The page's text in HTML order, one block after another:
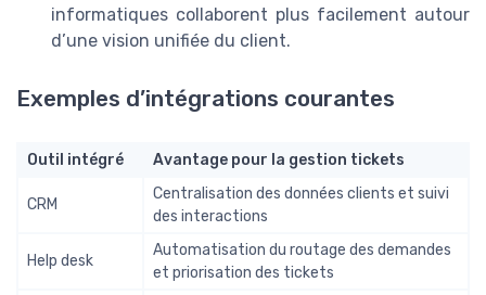
informatiques collaborent plus facilement autour
d’une vision unifiée du client.
Exemples d’intégrations courantes
Outil intégré Avantage pour la gestion tickets
CRM
Centralisation des données clients et suivi
des interactions
Help desk
Automatisation du routage des demandes
et priorisation des tickets